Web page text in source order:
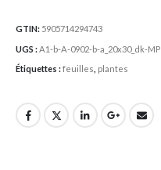
GTIN: 5905714294743
UGS : A1-b-A-0902-b-a_20x30_dk-MP
Étiquettes :feuilles plantes